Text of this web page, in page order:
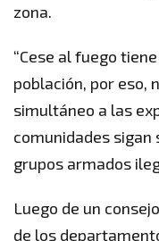
zona.
“Cese al fuego
población, por eso,
simultáneo a las
comunidades sigan
grupos armados
Luego de un
de los